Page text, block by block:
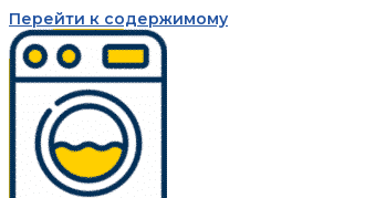
Перейти к содержимому